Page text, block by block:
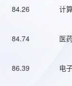
84.26 计
84.74 医
86.39 电